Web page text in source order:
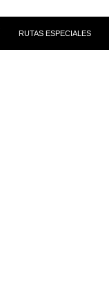
RUTAS ESPECIALES